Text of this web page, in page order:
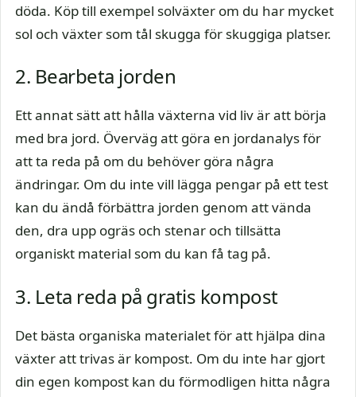
döda. Köp till exempel solväxter om du har mycket
sol och växter som tål skugga för skuggiga platser.
2. Bearbeta jorden
Ett annat sätt att hålla växterna vid liv är att börja
med bra jord. Överväg att göra en jordanalys för
att ta reda på om du behöver göra några
ändringar. Om du inte vill lägga pengar på ett test
kan du ändå förbättra jorden genom att vända
den, dra upp ogräs och stenar och tillsätta
organiskt material som du kan få tag på.
3. Leta reda på gratis kompost
Det bästa organiska materialet för att hjälpa dina
växter att trivas är kompost. Om du inte har gjort
din egen kompost kan du förmodligen hitta några